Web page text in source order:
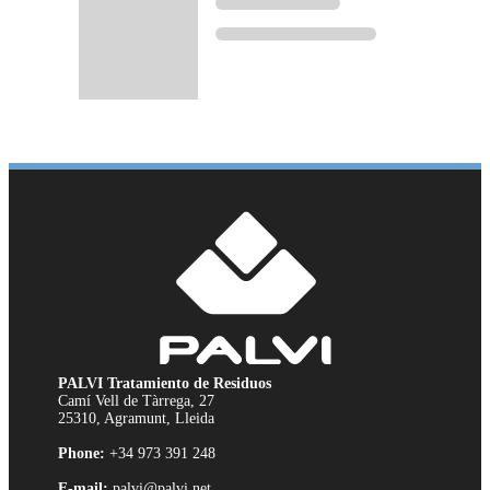
PALVI Tratamiento de Residuos
Camí Vell de Tàrrega, 27
25310, Agramunt, Lleida
Phone: +34 973 391 248